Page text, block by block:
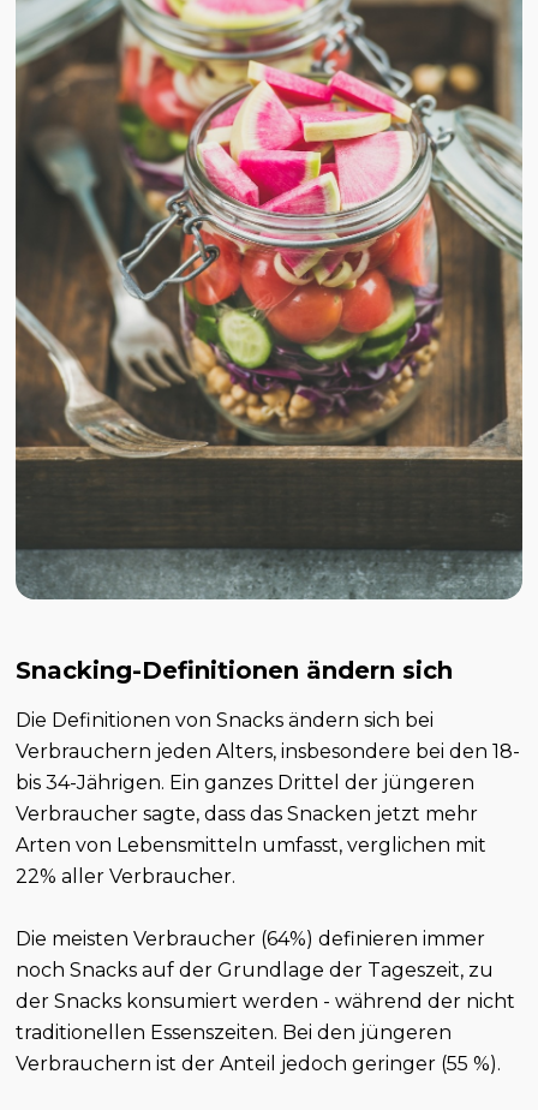
Snacking-Definitionen ändern sich
Die Definitionen von Snacks ändern sich bei
Verbrauchern jeden Alters, insbesondere bei den 18-
bis 34-Jährigen. Ein ganzes Drittel der jüngeren
Verbraucher sagte, dass das Snacken jetzt mehr
Arten von Lebensmitteln umfasst, verglichen mit
22% aller Verbraucher.
Die meisten Verbraucher (64%) definieren immer
noch Snacks auf der Grundlage der Tageszeit, zu
der Snacks konsumiert werden - während der nicht
traditionellen Essenszeiten. Bei den jüngeren
Verbrauchern ist der Anteil jedoch geringer (55 %).